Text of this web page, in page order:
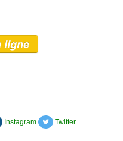
ligne
Instagram Twitter